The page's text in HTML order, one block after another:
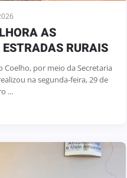
AS
RURAIS
Coelho, por meio da Secretaria
na segunda-feira, 29 de
...